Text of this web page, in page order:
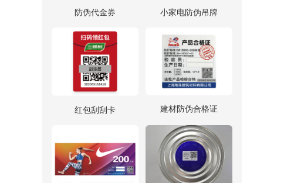
防伪代金券 小家电防伪吊牌
红包刮刮卡 建材防伪合格证